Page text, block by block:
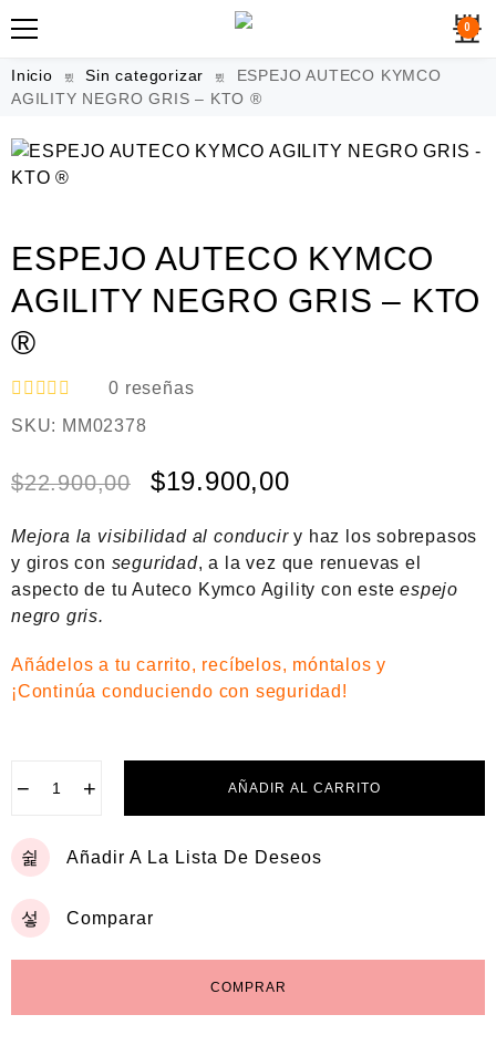
0
Inicio Sin categorizar
ESPEJO AUTECO KYMCO
AGILITY NEGRO GRIS – KTO ®
ESPEJO AUTECO KYMCO
AGILITY NEGRO GRIS – KTO
®
V
a
r
o
e
n
0
d
5
0 reseñas
SKU: MM02378
$22.900,00 $19.900,00
Mejora la visibilidad al conduciry haz los sobrepasos
y giros con seguridad, a la vez que renuevas el
aspecto de tu Auteco Kymco Agility con esteespejo
negro gris.
Añádelos a tu carrito, recíbelos, móntalos y
¡Continúa conduciendo con seguridad!
− + AÑADIR AL CARRITO
Añadir A La Lista De Deseos
Comparar
COMPRAR